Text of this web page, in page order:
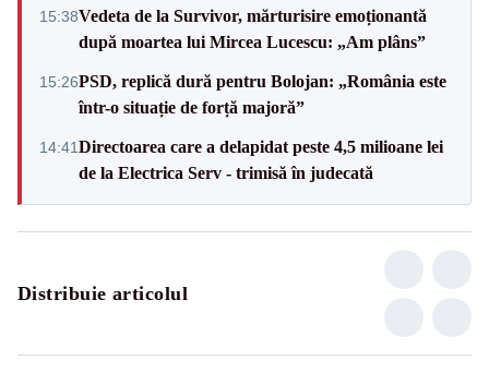
15:38Vedeta de la Survivor, mărturisire emoționantă
după moartea lui Mircea Lucescu: „Am plâns”
15:26PSD, replică dură pentru Bolojan: „România este
într-o situație de forță majoră”
14:41Directoarea care a delapidat peste 4,5 milioane lei
de la Electrica Serv - trimisă în judecată
Distribuie articolul